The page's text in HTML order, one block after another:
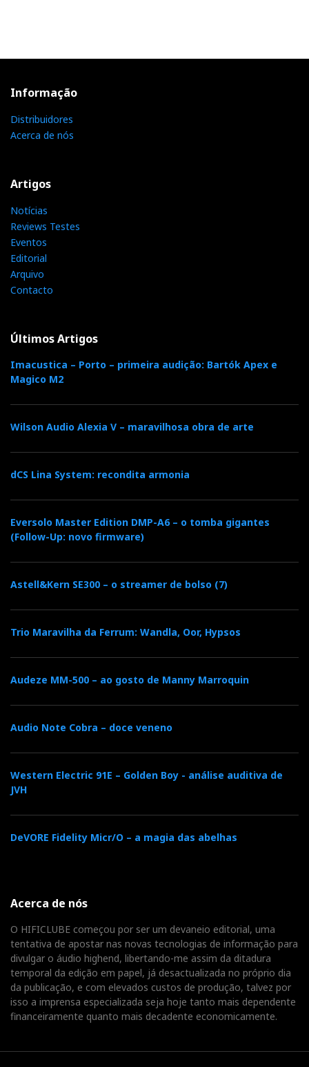
Informação
Distribuidores
Acerca de nós
Artigos
Notícias
Reviews Testes
Eventos
Editorial
Arquivo
Contacto
Últimos Artigos
Imacustica – Porto – primeira audição: Bartók Apex e
Magico M2
Wilson Audio Alexia V – maravilhosa obra de arte
dCS Lina System: recondita armonia
Eversolo Master Edition DMP-A6 – o tomba gigantes
(Follow-Up: novo firmware)
Astell&Kern SE300 – o streamer de bolso (7)
Trio Maravilha da Ferrum: Wandla, Oor, Hypsos
Audeze MM-500 – ao gosto de Manny Marroquin
Audio Note Cobra – doce veneno
Western Electric 91E – Golden Boy - análise auditiva de
JVH
DeVORE Fidelity Micr/O – a magia das abelhas
Acerca de nós
O HIFICLUBE começou por ser um devaneio editorial, uma
tentativa de apostar nas novas tecnologias de informação para
divulgar o áudio highend, libertando-me assim da ditadura
temporal da edição em papel, já desactualizada no próprio dia
da publicação, e com elevados custos de produção, talvez por
isso a imprensa especializada seja hoje tanto mais dependente
financeiramente quanto mais decadente economicamente.